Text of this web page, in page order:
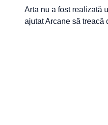
Arta nu a fost realizată
ajutat Arcane să treacă